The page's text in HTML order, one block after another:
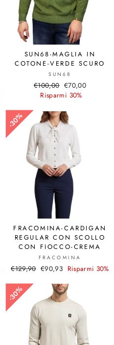
SUN68-MAGLIA IN
COTONE-VERDE SCURO
SUN68
Prezzo
€100,00 Prezzo
scontato
€70,00
Risparmi 30%
30%
30%
FRACOMINA-CARDIGAN
REGULAR CON SCOLLO
CON FIOCCO-CREMA
FRACOMINA
Prezzo
listino
€129,90 Prezzo
€90,93 Risparmi 30%
30%
30%